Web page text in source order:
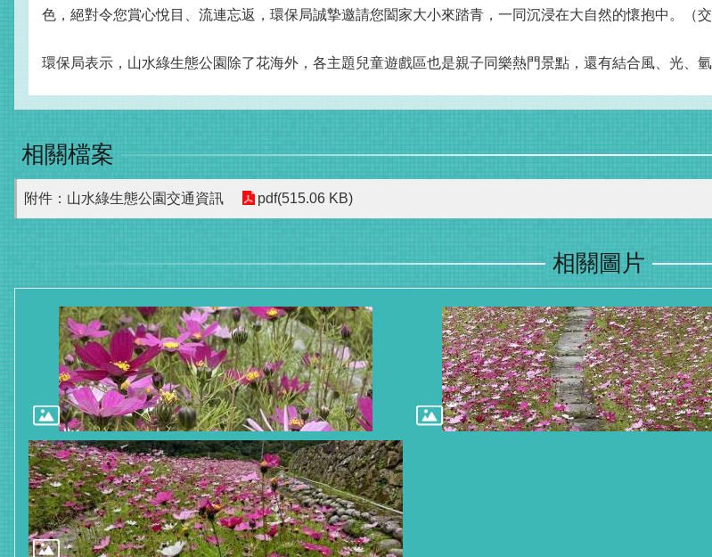
色，絕對令您賞心悅目、流連忘返，環保局誠摯邀請您闔家大小來踏青，一同沉浸在大自然的懷抱中。（交
環保局表示，山水綠生態公園除了花海外，各主題兒童遊戲區也是親子同樂熱門景點，還有結合風、光、
相關檔案
附件：山水綠生態公園交通資訊 pdf(515.06 KB)
相關圖片